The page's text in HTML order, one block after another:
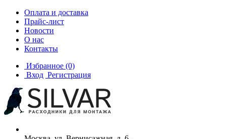
Оплата и доставка
Прайс-лист
Новости
О нас
Контакты
Избранное (0)
Вход Регистрация